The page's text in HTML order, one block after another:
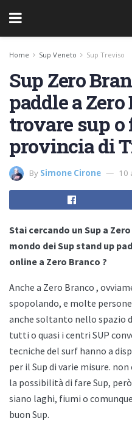
Home Sup Veneto Sup Treviso
Sup Zero
paddle a
trovare sup o
provincia di
By Simone Cirone 10
Stai cercando un Sup a
mondo dei Sup stand up
online a Zero Branco ?
Anche a Zero Branco ,
spopolando, e molte
anche soltanto nello spazio
tutti o quasi i centri SUP
tecniche del surf hanno a
per il Sup di varie misure.
la possibilità di fare Sup,
siano laghi, fiumi o
buon Sup.